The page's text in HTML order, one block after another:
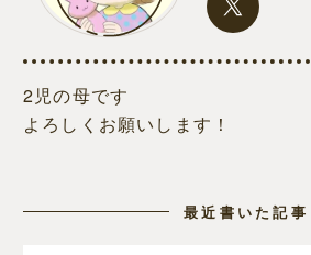
2児の母です
よろしくお願いします！
最近書いた記事